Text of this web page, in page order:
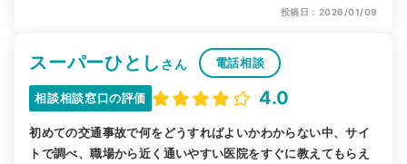
投稿日：2026/01/09
スーパーひとし さん 電話相談
相談相談窓口の評価 4.0
初めての交通事故で何をどうすればよいかわからない中、サイ
トで調べ、職場から近く通いやすい医院をすぐに教えてもらえ